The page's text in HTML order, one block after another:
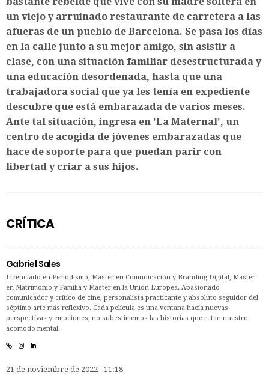
un viejo y arruinado restaurante de carretera a las
afueras de un pueblo de Barcelona. Se pasa los días
en la calle junto a su mejor amigo, sin asistir a
clase, con una situación familiar desestructurada y
una educación desordenada, hasta que una
trabajadora social que ya les tenía en expediente
descubre que está embarazada de varios meses.
Ante tal situación, ingresa en 'La Maternal', un
centro de acogida de jóvenes embarazadas que
hace de soporte para que puedan parir con
libertad y criar a sus hijos.
CRÍTICA
Gabriel Sales
Licenciado en Periodismo, Máster en Comunicación y Branding Digital, Máster
en Matrimonio y Familia y Máster en la Unión Europea. Apasionado
comunicador y crítico de cine, personalista practicante y absoluto seguidor del
séptimo arte más reflexivo. Cada película es una ventana hacia nuevas
perspectivas y emociones, no subestimemos las historias que retan nuestro
acomodo mental.
21 de noviembre de 2022 - 11:18